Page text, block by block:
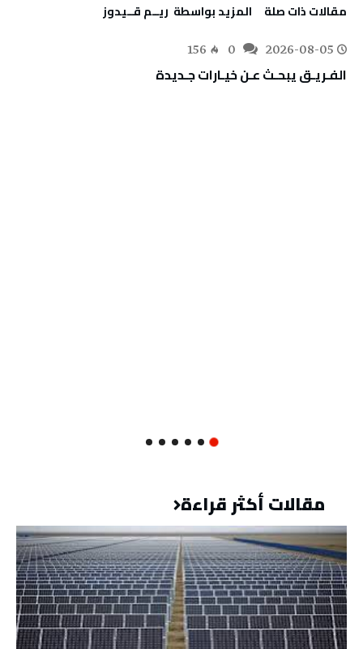
‫مقالات ذات صلة‬ ‫‫المزيد بواسطة‬ ‬ ريــم قــيدوز
2026-08-05
156
الفـريـق‭ ‬يبحـث‭ ‬عـن‭ ‬خيـارات‭ ‬جـديدة
مقالات أكثر قراءة